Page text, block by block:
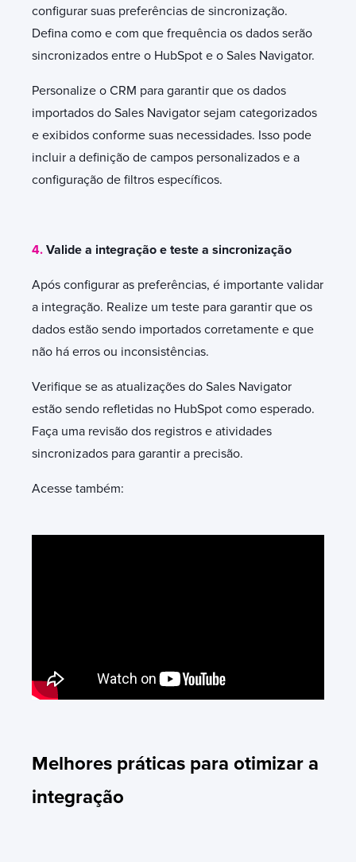
configurar suas preferências de sincronização.
Defina como e com que frequência os dados serão
sincronizados entre o HubSpot e o Sales Navigator.
Personalize o CRM para garantir que os dados
importados do Sales Navigator sejam categorizados
e exibidos conforme suas necessidades. Isso pode
incluir a definição de campos personalizados e a
configuração de filtros específicos.
4. Valide a integração e teste a sincronização
Após configurar as preferências, é importante validar
a integração. Realize um teste para garantir que os
dados estão sendo importados corretamente e que
não há erros ou inconsistências.
Verifique se as atualizações do Sales Navigator
estão sendo refletidas no HubSpot como esperado.
Faça uma revisão dos registros e atividades
sincronizados para garantir a precisão.
Acesse também:
Melhores práticas para otimizar a
integração